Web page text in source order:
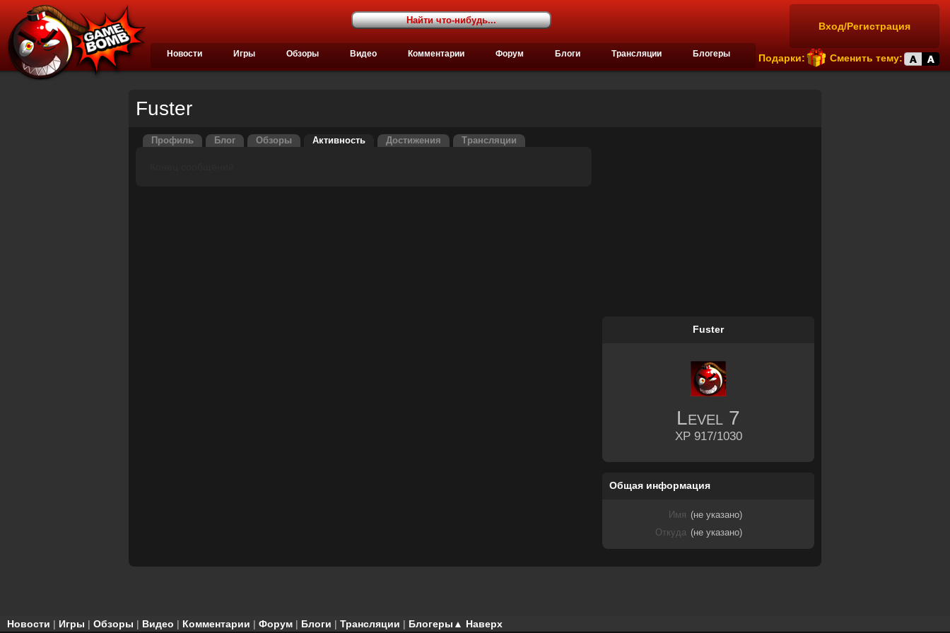
Вход/Регистрация
Подарки: Сменить тему:
Новости Игры Обзоры Видео Комментарии Форум Блоги Трансляции Блогеры
Fuster
Профиль Блог Обзоры Активность Достижения Трансляции
Fuster
Level 7
XP 917/1030
Общая информация
Имя (не указано)
Откуда (не указано)
▲ Наверх
Новости | Игры | Обзоры | Видео | Комментарии | Форум | Блоги | Трансляции | Блогеры